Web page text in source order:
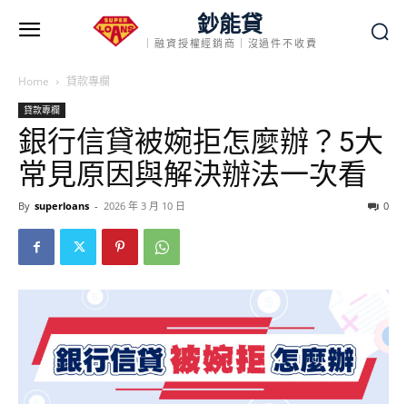
鈔能貸
｜融資授權經銷商｜沒過件不收費
Home 貸款專欄
貸款專欄
銀行信貸被婉拒怎麼辦？5大
常見原因與解決辦法一次看
By superloans - 2026 年 3 月 10 日 0